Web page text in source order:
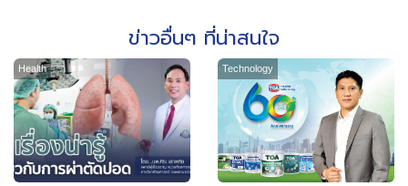
ข่าวอื่นๆ ที่น่าสนใจ
Health Technology